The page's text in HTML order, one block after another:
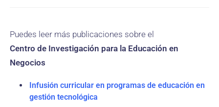
Puedes leer más publicaciones sobre el
Centro de Investigación para la Educación en
Negocios
Infusión curricular en programas de educación en
gestión tecnológica